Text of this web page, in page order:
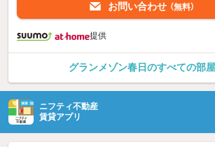
お問い合わせ （無料）
提供
グランメゾン春日のすべての部
ニフティ不動産
賃貸アプリ